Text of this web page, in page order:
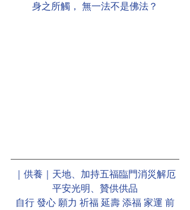
身之所觸， 無一法不是佛法？
｜供養｜天地、加持五福臨門消災解厄
平安光明、贊供供品
自行 發心 願力 祈福 延壽 添福 家運 前